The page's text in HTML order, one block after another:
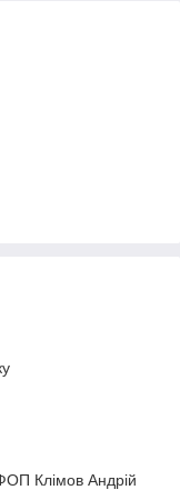
Клімов Андрій